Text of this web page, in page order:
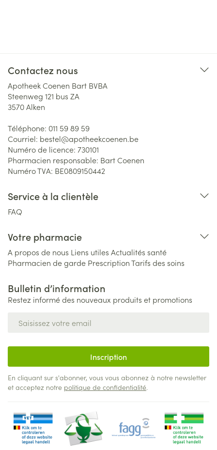
Contactez nous
Apotheek Coenen Bart BVBA
Steenweg 121 bus ZA
3570Alken
Téléphone: 011 59 89 59
Courriel: bestel@apotheekcoenen.be
Numéro de licence: 730101
Pharmacien responsable: Bart Coenen
Numéro TVA: BE0809150442
Service à la clientèle
FAQ
Votre pharmacie
A propos de nous Liens utiles Actualités santé
Pharmacien de garde PrescriptionTarifs des soins
Bulletin d’information
Restez informé des nouveaux produits et promotions
Inscription
En cliquant sur s'abonner, vous vous abonnez à notre newsletter
et acceptez notre politique de confidentialité.